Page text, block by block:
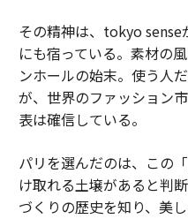
その精神は、tokyo sense
にも宿っている。素材の
ンホールの始末。使う人
が、世界のファッション
表は確信している。
パリを選んだのは、この
け取れる土壌があると判
づくりの歴史を知り、美